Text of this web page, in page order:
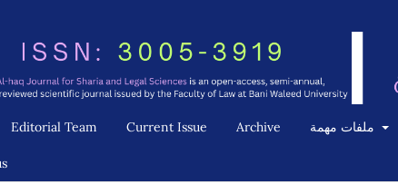
Editorial Team Current Issue Archive